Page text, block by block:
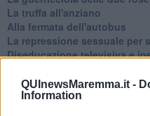
QUInewsMaremma.it -
Information
La truffa all'anziano
Alla fermata dell'autobus
La repressione sessuale per
Diseducazione televisiva e
Esequie solenni
Nostalgia del sangue blu